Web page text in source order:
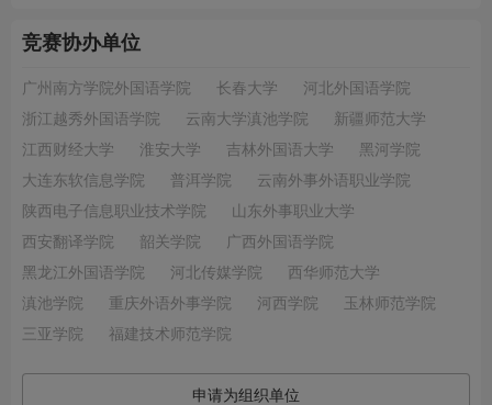
竞赛协办单位
广州南方学院外国语学院 长春大学
河北外国语学院
浙江越秀外国语学院
云南大学滇池学院
新疆师范大学
江西财经大学
淮安大学 吉林外国语大学
黑河学院
大连东软信息学院
普洱学院
云南外事外语职业学院
陕西电子信息职业技术学院
山东外事职业大学
西安翻译学院
韶关学院
广西外国语学院
黑龙江外国语学院
河北传媒学院
西华师范大学
滇池学院
重庆外语外事学院 河西学院
玉林师范学院
三亚学院
福建技术师范学院
申请为组织单位